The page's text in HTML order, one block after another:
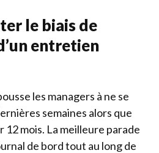
le biais de
entretien
les managers à ne se
semaines alors que
12 mois. La meilleure parade
de bord tout au long de